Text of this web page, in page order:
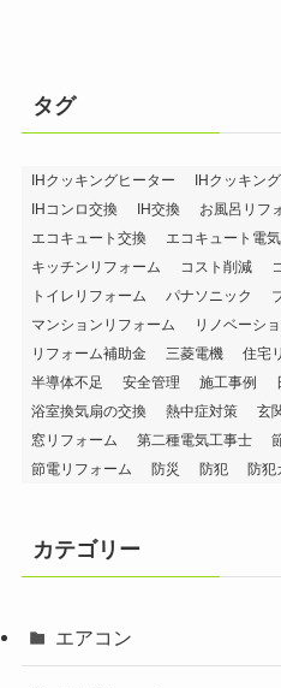
タグ
IHクッキングヒーター IHクッキン
IHコンロ交換
IH交換 お風呂リフ
エコキュート交換
エコキュート電
キッチンリフォーム
コスト削減
トイレリフォーム
パナソニック
マンションリフォーム
リノベーシ
リフォーム補助金
三菱電機 住宅
半導体不足
安全管理 施工事例
浴室換気扇の交換
熱中症対策 玄
窓リフォーム
第二種電気工事士
節電リフォーム
防災 防犯 防犯
カテゴリー
エアコン